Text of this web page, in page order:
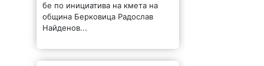
бе по инициатива на кмета на
община Берковица Радослав
Найденов...